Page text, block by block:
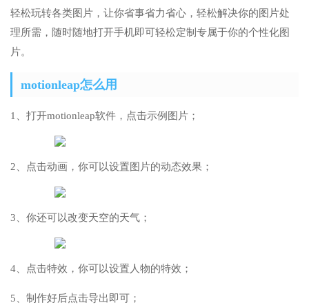
轻松玩转各类图片，让你省事省力省心，轻松解决你的图片处
理所需，随时随地打开手机即可轻松定制专属于你的个性化图
片。
motionleap怎么用
1、打开motionleap软件，点击示例图片；
2、点击动画，你可以设置图片的动态效果；
3、你还可以改变天空的天气；
4、点击特效，你可以设置人物的特效；
5、制作好后点击导出即可；